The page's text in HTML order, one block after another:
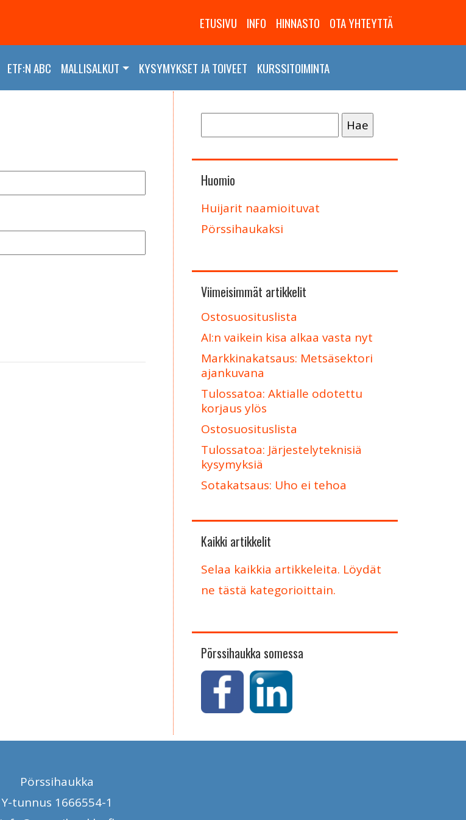
ETUSIVU INFO HINNASTO OTA YHTEYTTÄ
ETF:N ABC MALLISALKUT KYSYMYKSET JA TOIVEET KURSSITOIMINTA
Huomio
Huijarit naamioituvat
Pörssihaukaksi
Viimeisimmät artikkelit
Ostosuosituslista
AI:n vaikein kisa alkaa vasta nyt
Markkinakatsaus: Metsäsektori
ajankuvana
Tulossatoa: Aktialle odotettu
korjaus ylös
Ostosuosituslista
Tulossatoa: Järjestelyteknisiä
kysymyksiä
Sotakatsaus: Uho ei tehoa
Kaikki artikkelit
Selaa kaikkia artikkeleita. Löydät
ne tästä kategorioittain.
Pörssihaukka somessa
Pörssihaukka
Y-tunnus 1666554-1